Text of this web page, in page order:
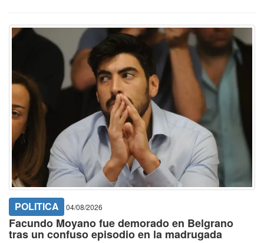
POLITICA 04/08/2026
Facundo Moyano fue demorado en Belgrano
tras un confuso episodio en la madrugada